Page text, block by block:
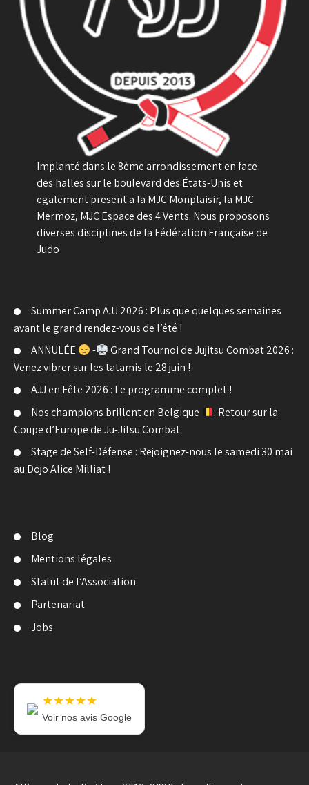
Implanté dans le 8ème arrondissement en face
des halles sur le boulevard des États-Unis et
egalement present a la MJC Monplaisir, la MJC
Mermoz, MJC Espace des 4 Vents. Nous proposons
diverses disciplines de la Fédération Française de
Judo
Summer Camp AJJ 2026 : Plus que quelques semaines
avant le grand rendez-vous de l’été !
ANNULÉE
-
Grand Tournoi de Jujitsu Combat 2026 :
Venez vibrer sur les tatamis le 28 juin !
AJJ en Fête 2026 : Le programme complet !
Nos champions brillent en Belgique
: Retour sur la
Coupe d’Europe de Ju-Jitsu Combat
Stage de Self-Défense : Rejoignez-nous le samedi 30 mai
au Dojo Alice Milliat !
Blog
Mentions légales
Statut de l’Association
Partenariat
Jobs
★★★★★
Voir nos avis Google